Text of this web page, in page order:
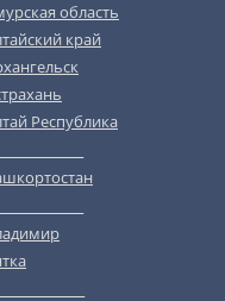
область
край
Республика